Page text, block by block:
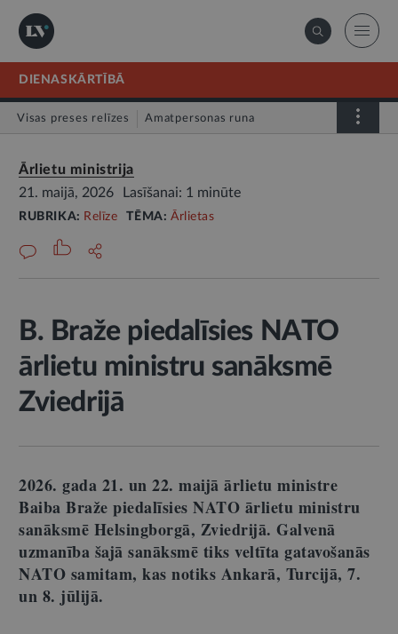
DIENASKĀRTĪBĀ
Visas preses relīzes Amatpersonas runa
Ārlietu ministrija
21. maijā, 2026
Lasīšanai: 1 minūte
RUBRIKA: Relīze TĒMA:Ārlietas
B. Braže piedalīsies NATO
ārlietu ministru sanāksmē
Zviedrijā
2026. gada 21. un 22. maijā ārlietu ministre
Baiba Braže piedalīsies NATO ārlietu ministru
sanāksmē Helsingborgā, Zviedrijā. Galvenā
uzmanība šajā sanāksmē tiks veltīta gatavošanās
NATO samitam, kas notiks Ankarā, Turcijā, 7.
un 8. jūlijā.